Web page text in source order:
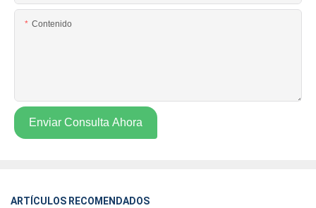
Contenido
Enviar Consulta Ahora
ARTÍCULOS RECOMENDADOS